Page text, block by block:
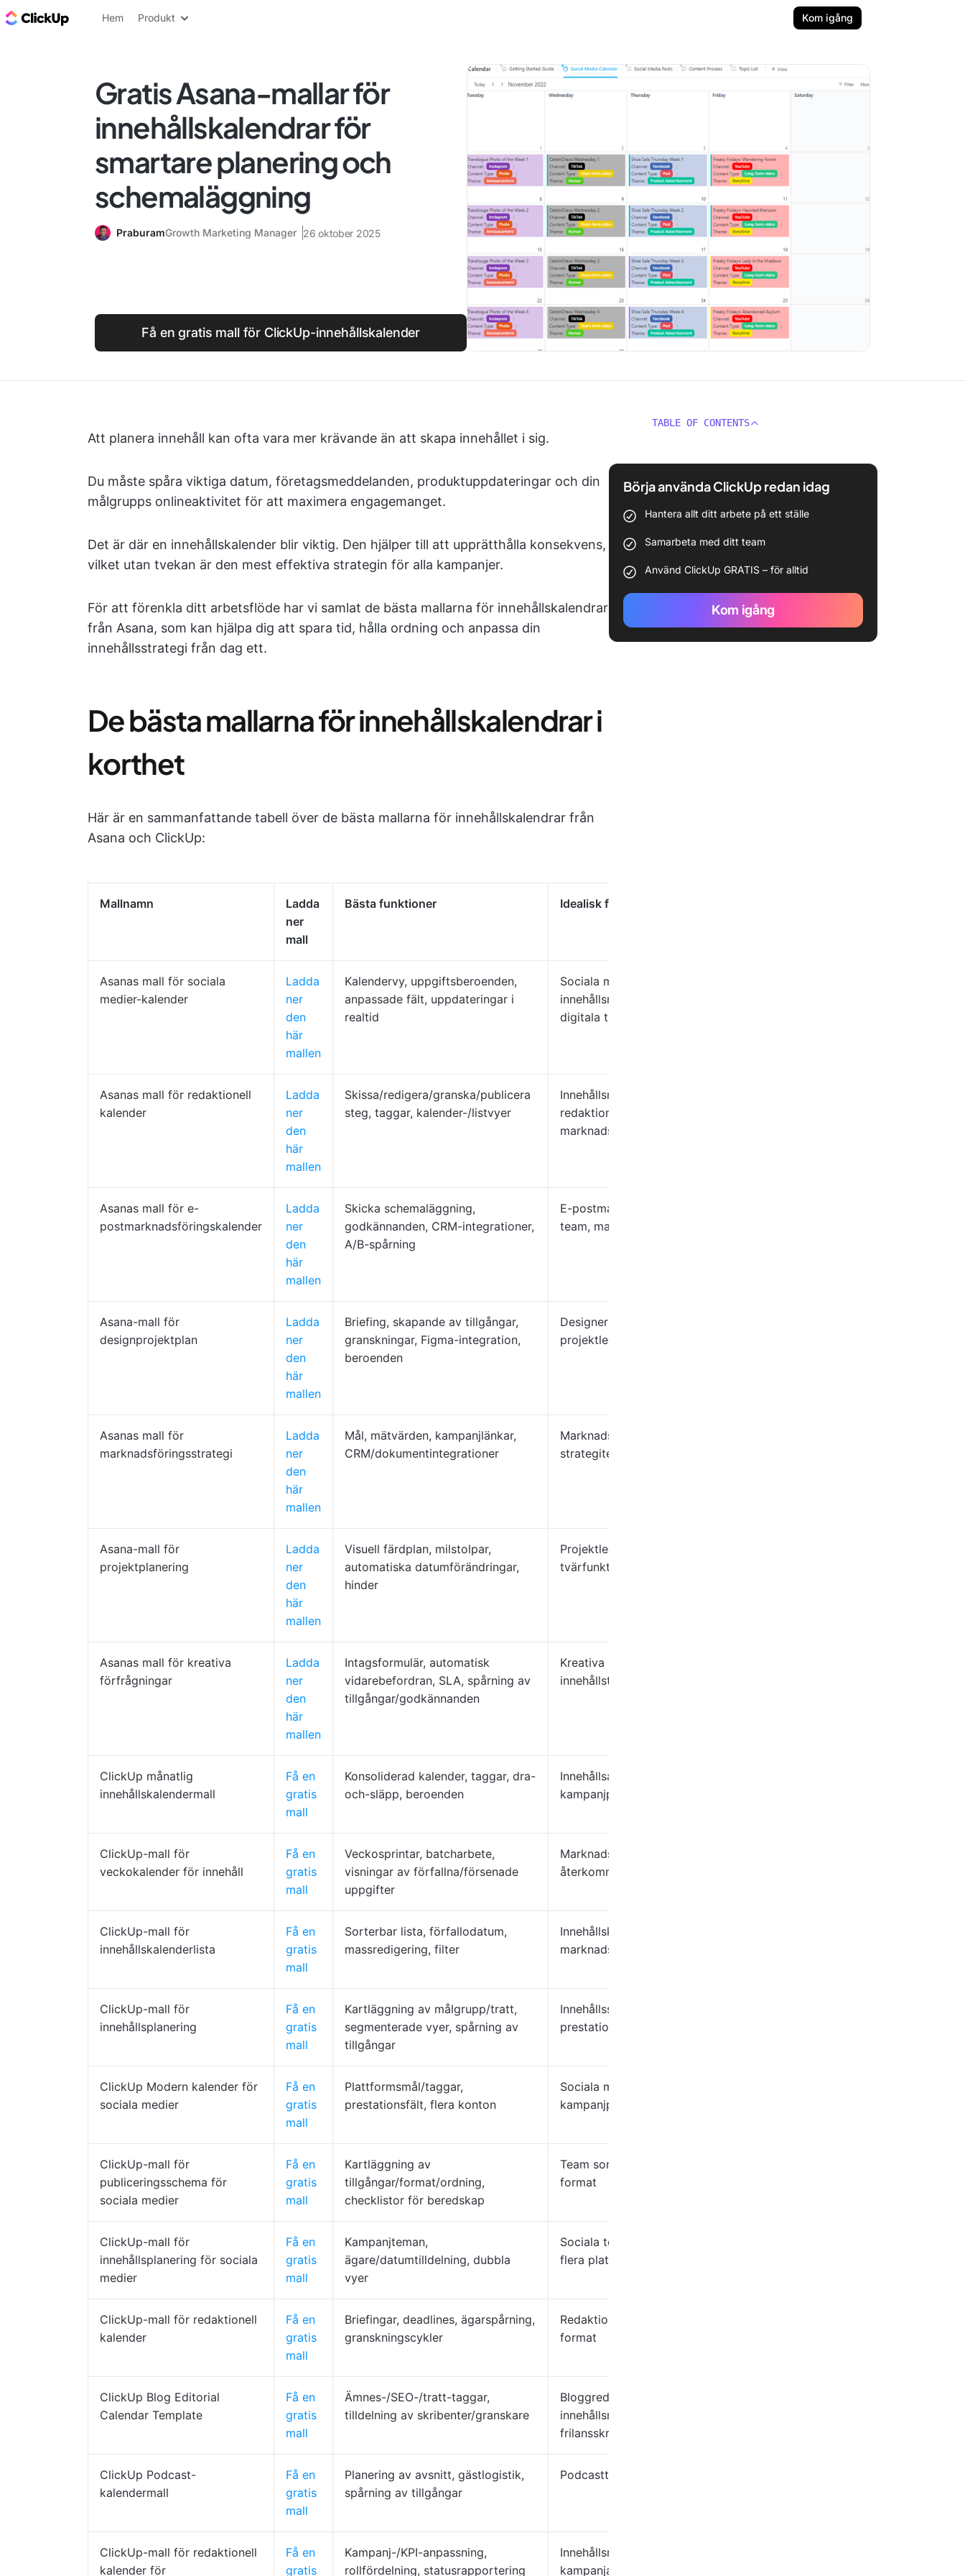
ClickUp-bloggen
Hem Produkt Kom igång
Gratis Asana-mallar för
innehållskalendrar för
smartare planering och
schemaläggning
PraburamGrowth Marketing Manager 26 oktober 2025
Få en gratis mall för ClickUp-innehållskalender
Att planera innehåll kan ofta vara mer krävande än att skapa innehållet i sig.
Du måste spåra viktiga datum, företagsmeddelanden, produktuppdateringar och din
målgrupps onlineaktivitet för att maximera engagemanget.
Det är där en innehållskalender blir viktig. Den hjälper till att upprätthålla konsekvens,
vilket utan tvekan är den mest effektiva strategin för alla kampanjer.
För att förenkla ditt arbetsflöde har vi samlat de bästa mallarna för innehållskalendrar
från Asana, som kan hjälpa dig att spara tid, hålla ordning och anpassa din
innehållsstrategi från dag ett.
De bästa mallarna för innehållskalendrar i
korthet
Här är en sammanfattande tabell över de bästa mallarna för innehållskalendrar från
Asana och ClickUp:
Mallnamn
Ladda
ner
mall
Bästa funktioner Idealisk för
Asanas mall för sociala
medier-kalender
Ladda
ner
den
här
mallen
Kalendervy, uppgiftsberoenden,
anpassade fält, uppdateringar i
realtid
Sociala medier-ansvariga,
innehållsmarknadsförare,
digitala team
Asanas mall för redaktionell
kalender
Ladda
ner
den
här
mallen
Skissa/redigera/granska/publicera
steg, taggar, kalender-/listvyer
Innehållsmarknadsförare,
redaktionsteam,
marknadsföringschefer
Asanas mall för e-
postmarknadsföringskalender
Ladda
ner
den
här
mallen
Skicka schemaläggning,
godkännanden, CRM-integrationer,
A/B-spårning
E-postmarknadsförare, CRM-
team, marknadsföringsledare
Asana-mall för
designprojektplan
Ladda
ner
den
här
mallen
Briefing, skapande av tillgångar,
granskningar, Figma-integration,
beroenden
Designers, kreativa team,
projektledare
Asanas mall för
marknadsföringsstrategi
Ladda
ner
den
här
mallen
Mål, mätvärden, kampanjlänkar,
CRM/dokumentintegrationer
Marknadsföringsledare,
strategiteam, kampanjansvariga
Asana-mall för
projektplanering
Ladda
ner
den
här
mallen
Visuell färdplan, milstolpar,
automatiska datumförändringar,
hinder
Projektledare, driftsteam,
tvärfunktionella ledare
Asanas mall för kreativa
förfrågningar
Ladda
ner
den
här
mallen
Intagsformulär, automatisk
vidarebefordran, SLA, spårning av
tillgångar/godkännanden
Kreativa chefer, designers,
innehållsteam
ClickUp månatlig
innehållskalendermall
Få en
gratis
mall
Konsoliderad kalender, taggar, dra-
och-släpp, beroenden
Innehållsansvariga,
kampanjplanerare
ClickUp-mall för
veckokalender för innehåll
Få en
gratis
mall
Veckosprintar, batcharbete,
visningar av förfallna/försenade
uppgifter
Marknadsföringsteam,
återkommande arbetsflöden
ClickUp-mall för
innehållskalenderlista
Få en
gratis
mall
Sorterbar lista, förfallodatum,
massredigering, filter
Innehållskoordinatorer, enskilda
marknadsförare
ClickUp-mall för
innehållsplanering
Få en
gratis
mall
Kartläggning av målgrupp/tratt,
segmenterade vyer, spårning av
tillgångar
Innehållsstrateger,
prestationsteam
ClickUp Modern kalender för
sociala medier
Få en
gratis
mall
Plattformsmål/taggar,
prestationsfält, flera konton
Sociala medier-ansvariga,
kampanjplanerare
ClickUp-mall för
publiceringsschema för
sociala medier
Få en
gratis
mall
Kartläggning av
tillgångar/format/ordning,
checklistor för beredskap
Team som hanterar inlägg i flera
format
ClickUp-mall för
innehållsplanering för sociala
medier
Få en
gratis
mall
Kampanjteman,
ägare/datumtilldelning, dubbla
vyer
Sociala team, kampanjer på
flera plattformar
ClickUp-mall för redaktionell
kalender
Få en
gratis
mall
Briefingar, deadlines, ägarspårning,
granskningscykler
Redaktionsteam, innehåll i flera
format
ClickUp Blog Editorial
Calendar Template
Få en
gratis
mall
Ämnes-/SEO-/tratt-taggar,
tilldelning av skribenter/granskare
Bloggredaktörer,
innehållsmarknadsförare,
frilansskribenter
ClickUp Podcast-
kalendermall
Få en
gratis
mall
Planering av avsnitt, gästlogistik,
spårning av tillgångar
Podcastteam, enskilda kreatörer
ClickUp-mall för redaktionell
kalender för
Få en
gratis
Kampanj-/KPI-anpassning,
rollfördelning, statusrapportering
Innehållsmarknadsföringsteam,
kampanjansvariga
TABLE OF CONTENTS
Börja använda ClickUp redan idag
Hantera allt ditt arbete på ett ställe
Samarbeta med ditt team
Använd ClickUp GRATIS – för alltid
Kom igång